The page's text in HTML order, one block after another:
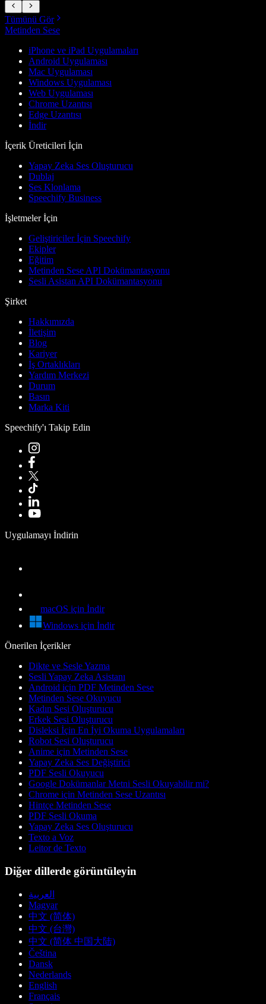
Tümünü Gör
Metinden Sese
iPhone ve iPad Uygulamaları
Android Uygulaması
Mac Uygulaması
Windows Uygulaması
Web Uygulaması
Chrome Uzantısı
Edge Uzantısı
İndir
İçerik Üreticileri İçin
Yapay Zeka Ses Oluşturucu
Dublaj
Ses Klonlama
Speechify Business
İşletmeler İçin
Geliştiriciler İçin Speechify
Ekipler
Eğitim
Metinden Sese API Dokümantasyonu
Sesli Asistan API Dokümantasyonu
Şirket
Hakkımızda
İletişim
Blog
Kariyer
İş Ortaklıkları
Yardım Merkezi
Durum
Basın
Marka Kiti
Speechify'ı Takip Edin
Uygulamayı İndirin
macOS için İndir
Windows için İndir
Önerilen İçerikler
Dikte ve Sesle Yazma
Sesli Yapay Zeka Asistanı
Android için PDF Metinden Sese
Metinden Sese Okuyucu
Kadın Sesi Oluşturucu
Erkek Sesi Oluşturucu
Disleksi İçin En İyi Okuma Uygulamaları
Robot Sesi Oluşturucu
Anime için Metinden Sese
Yapay Zeka Ses Değiştirici
PDF Sesli Okuyucu
Google Dokümanlar Metni Sesli Okuyabilir mi?
Chrome için Metinden Sese Uzantısı
Hintçe Metinden Sese
PDF Sesli Okuma
Yapay Zeka Ses Oluşturucu
Texto a Voz
Leitor de Texto
Diğer dillerde görüntüleyin
العربية
Magyar
中文 (简体)
中文 (台灣)
中文 (简体 中国大陆)
Čeština
Dansk
Nederlands
English
Français